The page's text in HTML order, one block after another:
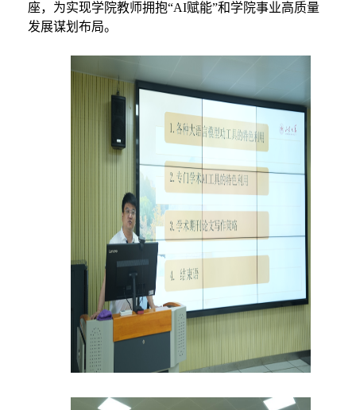
座，为实现学院教师拥抱“AI赋能”和学院事业高质量
发展谋划布局。